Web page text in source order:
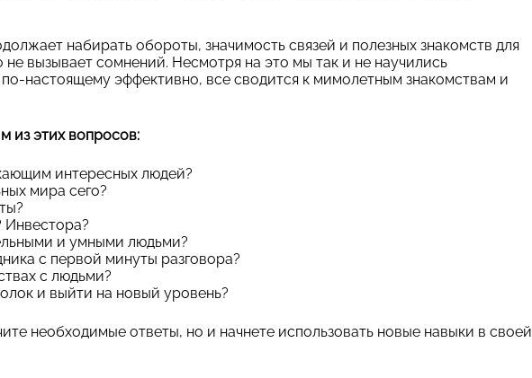
набирать обороты, значимость связей и полезных знакомств для
не вызывает сомнений. Несмотря на это мы так и не научились
по-настоящему эффективно, все сводится к мимолетным знакомствам и
из этих вопросов:
интересных людей?
мира сего?
Инвестора?
и умными людьми?
с первой минуты разговора?
с людьми?
и выйти на новый уровень?
необходимые ответы, но и начнете использовать новые навыки в своей